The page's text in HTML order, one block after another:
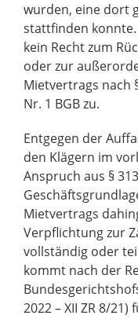
wurden, eine dort
stattfinden
kein Recht zum
oder zur
Mietvertrags nach
Nr. 1 BGB zu.
Entgegen der
den Klägern im
Anspruch aus §
Mietvertrags
Verpflichtung zur
vollständig oder
kommt nach der
2022 – XII ZR 8/